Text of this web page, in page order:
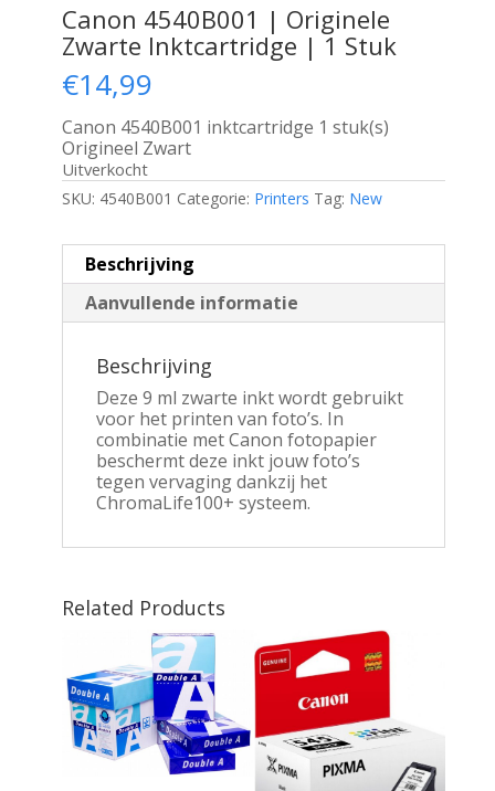
Canon 4540B001 | Originele
Zwarte Inktcartridge | 1 Stuk
€14,99
Canon 4540B001 inktcartridge 1 stuk(s)
Origineel Zwart
Uitverkocht
SKU: 4540B001 Categorie: Printers Tag: New
Beschrijving
Aanvullende informatie
Beschrijving
Deze 9 ml zwarte inkt wordt gebruikt
voor het printen van foto’s. In
combinatie met Canon fotopapier
beschermt deze inkt jouw foto’s
tegen vervaging dankzij het
ChromaLife100+ systeem.
Related Products